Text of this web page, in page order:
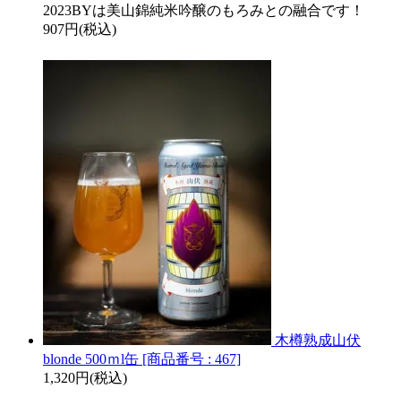
2023BYは美山錦純米吟醸のもろみとの融合です！
907円(税込)
木樽熟成山伏
blonde 500ｍl缶 [商品番号 : 467]
1,320円(税込)